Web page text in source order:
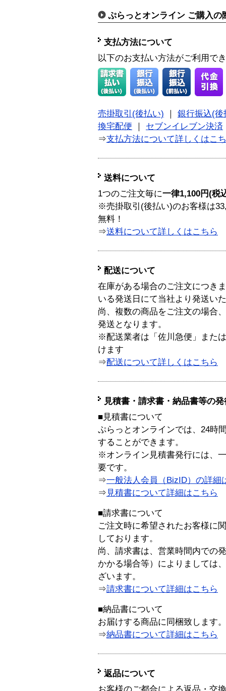
ぷらっとオンライン ご購入の
支払方法について
以下のお支払い方法がご利用で
売掛取引(後払い)
銀行振込(後
換宅配便
セブンイレブン決済
⇒支払方法について詳しくはこ
送料について
1つのご注文毎に一律1,100円(税
※売掛取引(後払い)のお客様は
無料！
⇒送料について詳しくはこちら
配送について
在庫がある場合のご注文につき
いる発送日にて当社より発送い
尚、複数の商品をご注文の場合
発送となります。
※配送業者は「佐川急便」また
けます
⇒配送について詳しくはこちら
見積書・請求書・納品書等の
■見積書について
ぷらっとオンラインでは、24時
することができます。
※オンライン見積書発行には、
要です。
⇒一般法人会員（BizID）の詳細
⇒ 見積書について詳細はこちら
■請求書について
ご注文時に希望されたお客様に
しております。
尚、請求書は、営業時間内での
かかる場合等）によりましては
ざいます。
⇒請求書について詳細はこちら
■納品書について
お届けする商品に同梱致します。
⇒納品書について詳細はこちら
返品について